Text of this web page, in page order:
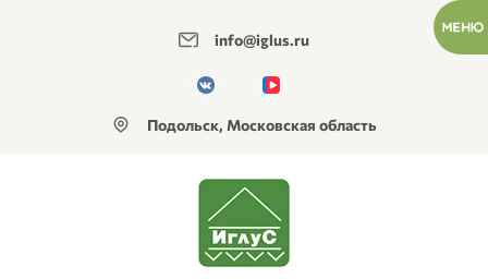
info@iglus.ru
Подольск, Московская область